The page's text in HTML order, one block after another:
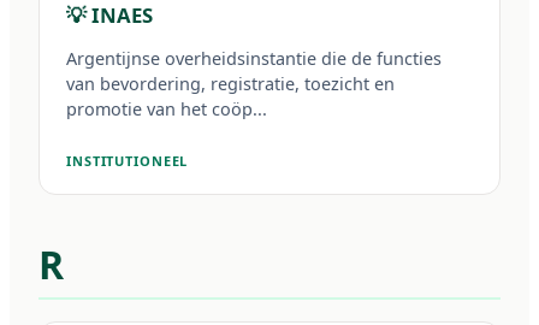
💡 INAES
Argentijnse overheidsinstantie die de functies
van bevordering, registratie, toezicht en
promotie van het coöp...
INSTITUTIONEEL
R